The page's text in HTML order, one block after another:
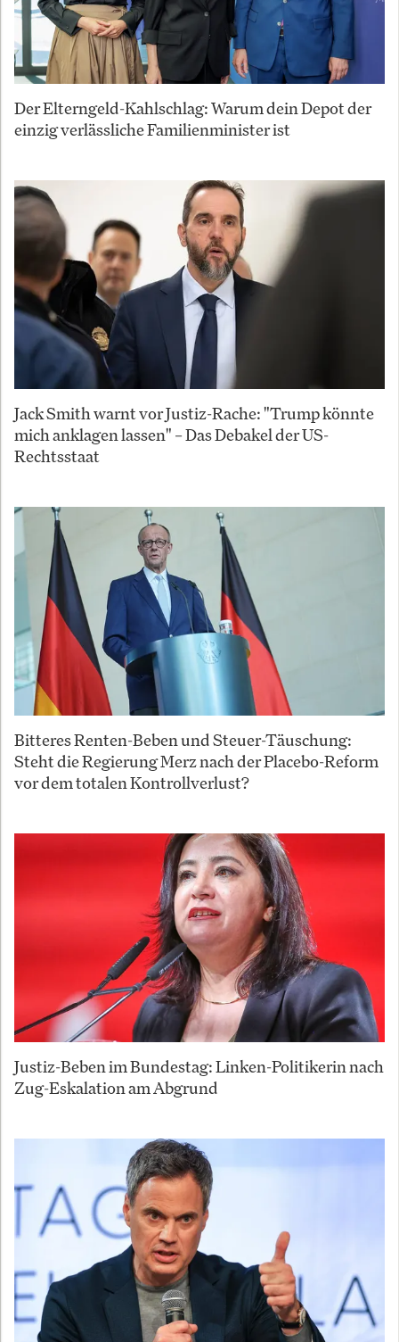
Der Elterngeld-Kahlschlag: Warum dein Depot der
einzig verlässliche Familienminister ist
Jack Smith warnt vor Justiz-Rache: "Trump könnte
mich anklagen lassen" – Das Debakel der US-
Rechtsstaat
Bitteres Renten-Beben und Steuer-Täuschung:
Steht die Regierung Merz nach der Placebo-Reform
vor dem totalen Kontrollverlust?
Justiz-Beben im Bundestag: Linken-Politikerin nach
Zug-Eskalation am Abgrund